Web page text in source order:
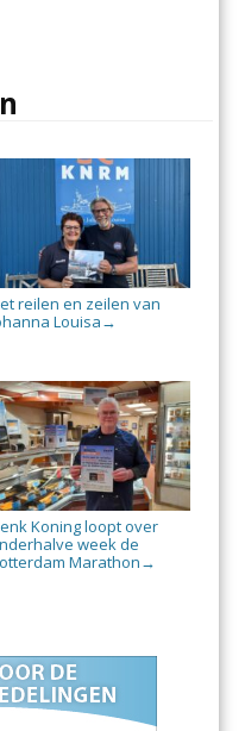
reilen en zeilen van
Louisa→
Koning loopt over
week de
Marathon →